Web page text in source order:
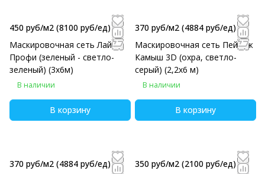
450 руб/м2 (8100 руб/eд)
Маскировочная сеть Лайт-
Профи (зеленый - светло-
зеленый) (3х6м)
В наличии
В корзину
370 руб/м2 (4884 руб/eд)
Маскировочная сеть Пейзаж
Камыш 3D (охра, светло-
серый) (2,2х6 м)
В наличии
В корзину
370 руб/м2 (4884 руб/eд)
350 руб/м2 (2100 руб/eд)